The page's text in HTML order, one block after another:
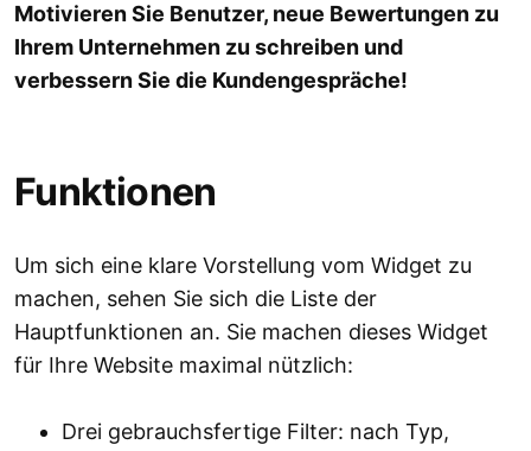
Motivieren Sie Benutzer, neue Bewertungen zu
Ihrem Unternehmen zu schreiben und
verbessern Sie die Kundengespräche!
Funktionen
Um sich eine klare Vorstellung vom Widget zu
machen, sehen Sie sich die Liste der
Hauptfunktionen an. Sie machen dieses Widget
für Ihre Website maximal nützlich:
Drei gebrauchsfertige Filter: nach Typ,